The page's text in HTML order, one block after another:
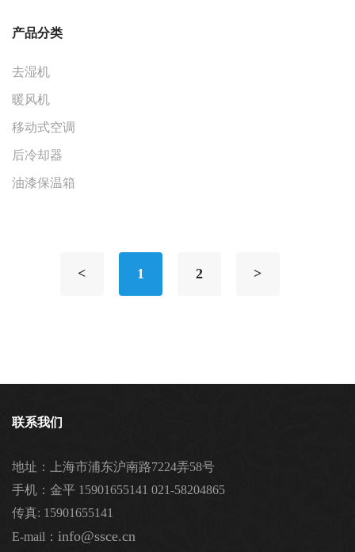
产品分类
去湿机
暖风机
移动式空调
后冷却器
油漆保温箱
< 1 2 >
联系我们
地址：上海市浦东沪南路7224弄58号
手机：金平 15901655141 021-58204865
传真: 15901655141
E-mail： info@ssce.cn